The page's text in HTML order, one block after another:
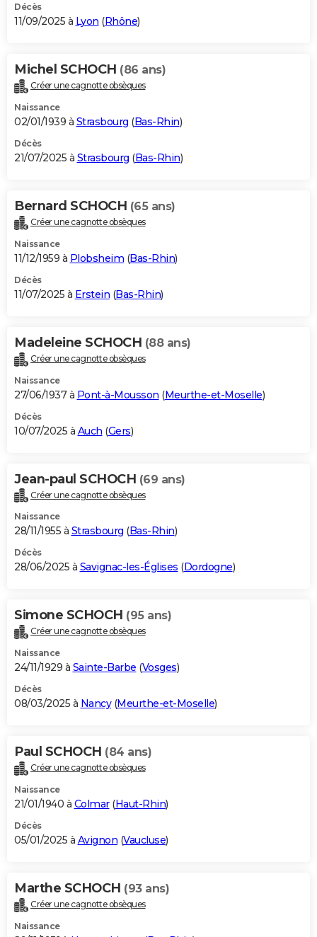
Décès
11/09/2025 à Lyon (Rhône)
Michel SCHOCH (86 ans)
Créer une cagnotte obsèques
Naissance
02/01/1939 à Strasbourg (Bas-Rhin)
Décès
21/07/2025 à Strasbourg (Bas-Rhin)
Bernard SCHOCH (65 ans)
Créer une cagnotte obsèques
Naissance
11/12/1959 à Plobsheim (Bas-Rhin)
Décès
11/07/2025 à Erstein (Bas-Rhin)
Madeleine SCHOCH (88 ans)
Créer une cagnotte obsèques
Naissance
27/06/1937 à Pont-à-Mousson (Meurthe-et-Moselle)
Décès
10/07/2025 à Auch (Gers)
Jean-paul SCHOCH (69 ans)
Créer une cagnotte obsèques
Naissance
28/11/1955 à Strasbourg (Bas-Rhin)
Décès
28/06/2025 à Savignac-les-Églises (Dordogne)
Simone SCHOCH (95 ans)
Créer une cagnotte obsèques
Naissance
24/11/1929 à Sainte-Barbe (Vosges)
Décès
08/03/2025 à Nancy(Meurthe-et-Moselle)
Paul SCHOCH (84 ans)
Créer une cagnotte obsèques
Naissance
21/01/1940 à Colmar(Haut-Rhin)
Décès
05/01/2025 à Avignon (Vaucluse)
Marthe SCHOCH (93 ans)
Créer une cagnotte obsèques
Naissance